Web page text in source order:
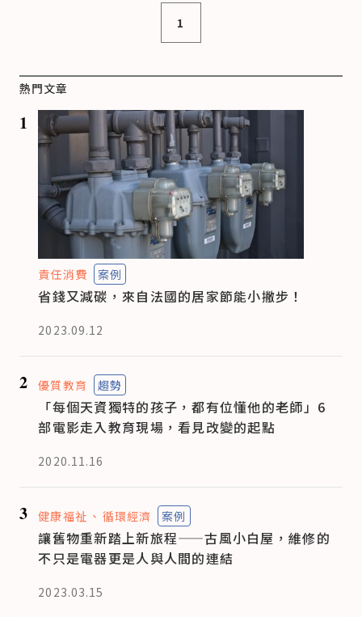
1
熱門文章
1
責任消費 案例
省錢又減碳，來自法國的居家節能小撇步！
2023.09.12
2 優質教育 趨勢
「每個天資獨特的孩子，都有位懂他的老師」6
部電影走入教育現場，看見改變的起點
2020.11.16
3 健康福祉 循環經濟 案例
讓舊物重新踏上新旅程——古風小白屋，維修的
不只是電器更是人與人間的連結
2023.03.15